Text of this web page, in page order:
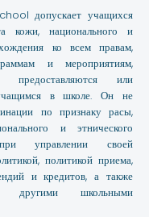
допускает учащихся
кожи, национального и
ко всем правам,
и мероприятиям,
или
в школе. Он не
по признаку расы,
и этнического
управлении своей
политикой приема,
и кредитов, а также
другими школьными